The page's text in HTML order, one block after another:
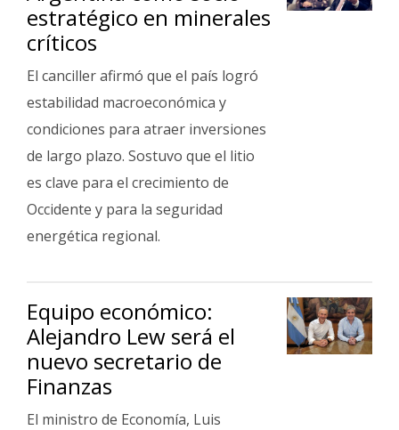
estratégico en minerales
críticos
El canciller afirmó que el país logró
estabilidad macroeconómica y
condiciones para atraer inversiones
de largo plazo. Sostuvo que el litio
es clave para el crecimiento de
Occidente y para la seguridad
energética regional.
Equipo económico:
Alejandro Lew será el
nuevo secretario de
Finanzas
El ministro de Economía, Luis